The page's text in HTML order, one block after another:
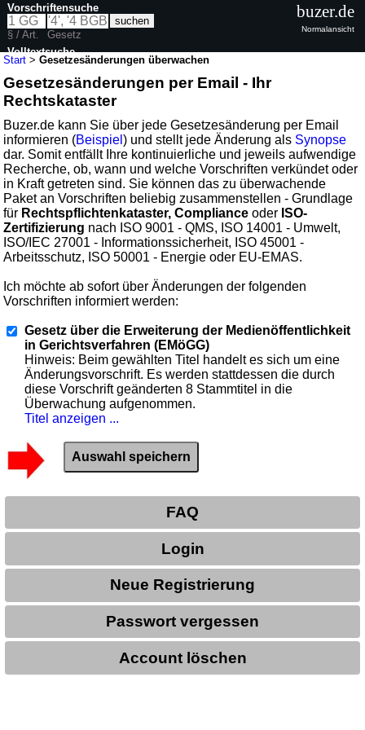
Start >Gesetzesänderungen überwachen
Gesetzesänderungen per Email - Ihr
Rechtskataster
Buzer.de kann Sie über jede Gesetzesänderung per Email
informieren (Beispiel) und stellt jede Änderung als Synopse
dar. Somit entfällt Ihre kontinuierliche und jeweils aufwendige
Recherche, ob, wann und welche Vorschriften verkündet oder
in Kraft getreten sind. Sie können das zu überwachende
Paket an Vorschriften beliebig zusammenstellen - Grundlage
für Rechtspflichtenkataster, Compliance oder ISO-
Zertifizierung nach ISO 9001 - QMS, ISO 14001 - Umwelt,
ISO/IEC 27001 - Informationssicherheit, ISO 45001 -
Arbeitsschutz, ISO 50001 - Energie oder EU-EMAS.
Ich möchte ab sofort über Änderungen der folgenden
Vorschriften informiert werden:
Gesetz über die Erweiterung der Medienöffentlichkeit
in Gerichtsverfahren (EMöGG)
Hinweis: Beim gewählten Titel handelt es sich um eine
Änderungsvorschrift. Es werden stattdessen die durch
diese Vorschrift geänderten 8 Stammtitel in die
Überwachung aufgenommen.
Titel anzeigen ...
FAQ
Login
Neue Registrierung
Passwort vergessen
Account löschen
Vorschriftensuche
§ / Art.
Gesetz
Volltextsuche
buzer.de
Normalansicht